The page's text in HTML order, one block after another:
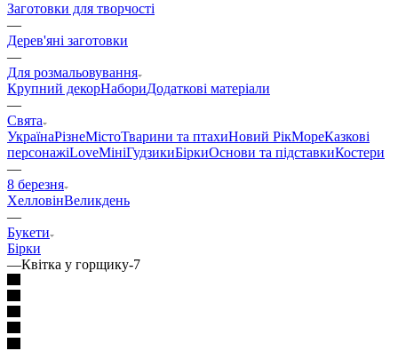
Заготовки для творчості
—
Дерев'яні заготовки
—
Для розмальовування
Крупний декорНабориДодаткові матеріали
—
Свята
УкраїнаРізнеМістоТварини та птахиНовий РікМореКазкові
персонажіLoveМініГудзикиБіркиОснови та підставкиКостери
—
8 березня
ХелловінВеликдень
—
Букети
Бірки
—Квітка у горщику-7